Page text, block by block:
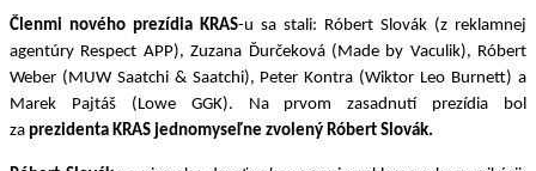
Členmi nového prezídia KRAS-u sa stali: Róbert Slovák (z reklamnej
agentúry Respect APP), Zuzana Ďurčeková (Made by Vaculik), Róbert
Weber (MUW Saatchi & Saatchi), Peter Kontra (Wiktor Leo Burnett) a
Marek Pajtáš (Lowe GGK). Na prvom zasadnutí prezídia bol
za prezidenta KRAS jednomyseľne zvolený Róbert Slovák.